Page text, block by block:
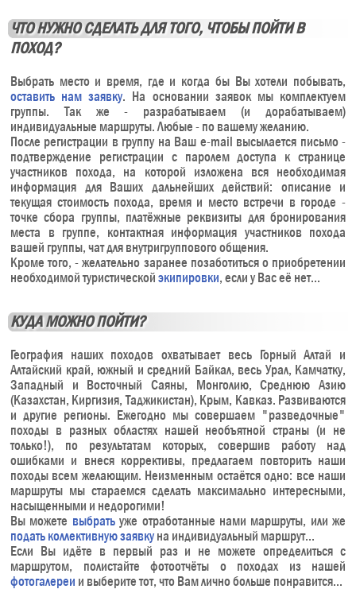
ЧТО НУЖНО СДЕЛАТЬ ДЛЯ ТОГО, ЧТОБЫ ПОЙТИ В
ПОХОД?
Выбрать место и время, где и когда бы Вы хотели побывать,
оставить нам заявку. На основании заявок мы комплектуем
группы. Так же - разрабатываем (и дорабатываем)
индивидуальные маршруты. Любые - по вашему желанию.
После регистрации в группу на Ваш e-mail высылается письмо -
подтверждение регистрации с паролем доступа к странице
участников похода, на которой изложена вся необходимая
информация для Ваших дальнейших действий: описание и
текущая стоимость похода, время и место встречи в городе -
точке сбора группы, платёжные реквизиты для бронирования
места в группе, контактная информация участников похода
вашей группы, чат для внутригруппового общения.
Кроме того, - желательно заранее позаботиться о приобретении
необходимой туристическойэкипировки, если у Вас её нет...
КУДА МОЖНО ПОЙТИ?
География наших походов охватывает весь Горный Алтай и
Алтайский край, южный и средний Байкал, весь Урал, Камчатку,
Западный и Восточный Саяны, Монголию, Среднюю Азию
(Казахстан, Киргизия, Таджикистан), Крым, Кавказ. Развиваются
и другие регионы. Ежегодно мы совершаем "разведочные"
походы в разных областях нашей необъятной страны (и не
только!), по результатам которых, совершив работу над
ошибками и внеся коррективы, предлагаем повторить наши
походы всем желающим. Неизменным остаётся одно: все наши
маршруты мы стараемся сделать максимально интересными,
насыщенными и недорогими!
Вы можете выбратьуже отработанные нами маршруты, или же
подать коллективную заявкуна индивидуальный маршрут...
Если Вы идёте в первый раз и не можете определиться с
маршрутом, полистайте фотоотчёты о походах из нашей
фотогалереи и выберите тот, что Вам лично больше понравится...